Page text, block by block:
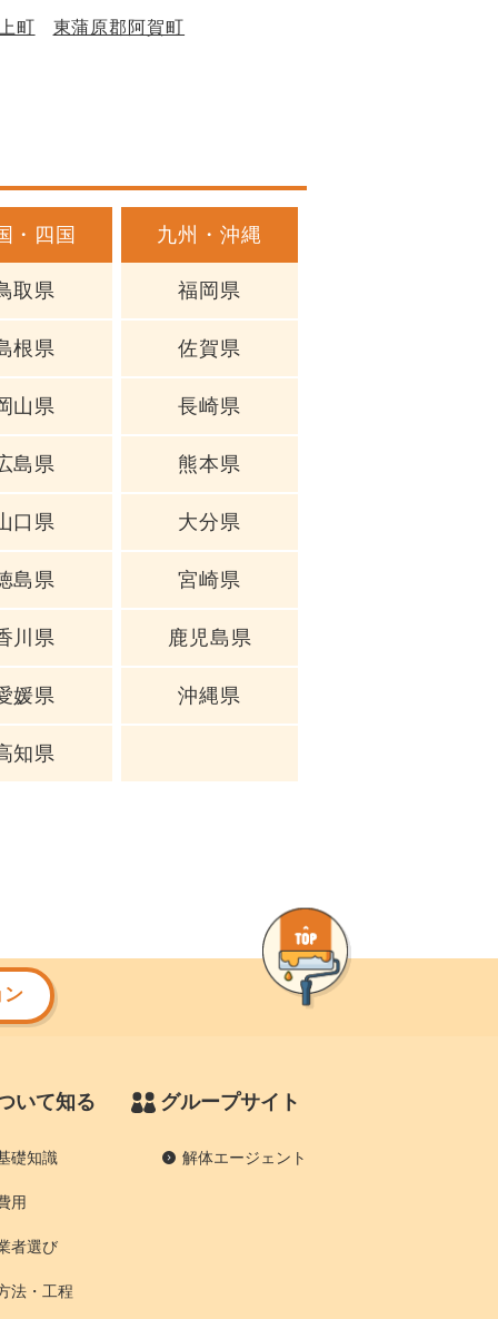
町 東蒲原郡阿賀町
・四国
取県
根県
山県
島県
口県
島県
川県
媛県
知県
九州・沖縄
福岡県
佐賀県
長崎県
熊本県
大分県
宮崎県
鹿児島県
沖縄県
ン
いて知る
礎知識
用
者選び
法・工程
グループサイト
解体エージェント